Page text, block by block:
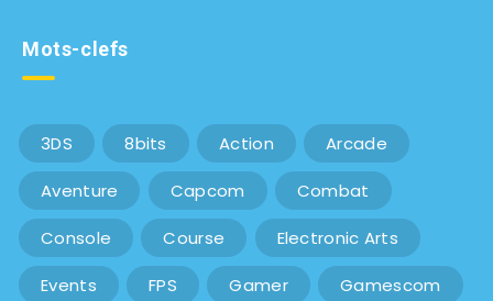
Mots-clefs
3DS 8bits Action Arcade
Aventure Capcom Combat
Console Course Electronic Arts
Events FPS Gamer Gamescom